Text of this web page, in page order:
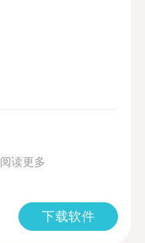
阅读更多
下载软件